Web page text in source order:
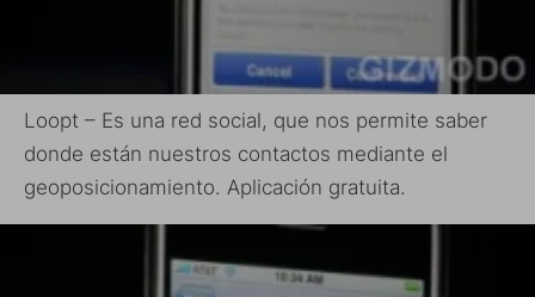
Loopt – Es una red social, que nos permite saber
donde están nuestros contactos mediante el
geoposicionamiento. Aplicación gratuita.